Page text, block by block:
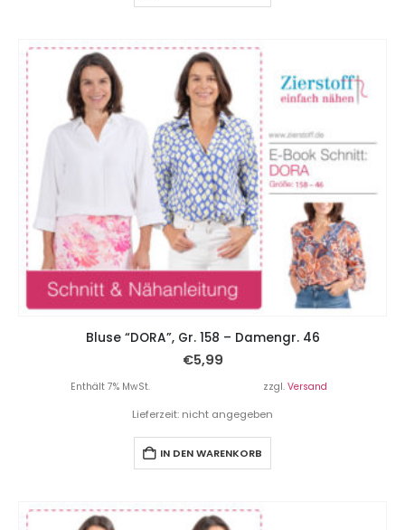
Bluse “DORA”, Gr. 158 – Damengr. 46
€5,99
Enthält 7% MwSt. zzgl. Versand
Lieferzeit: nicht angegeben
IN DEN WARENKORB